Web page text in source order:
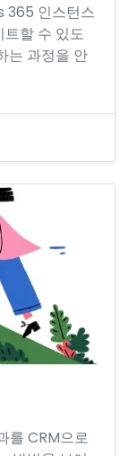
365 인스턴스
할 수 있도
는 과정을 안
를 CRM으로